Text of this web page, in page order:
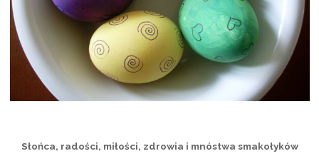
Słońca, radości, miłości, zdrowia i mnóstwa smakołyków